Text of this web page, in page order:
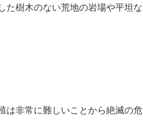
た樹木のない荒地の岩場や平坦な
は非常に難しいことから絶滅の危